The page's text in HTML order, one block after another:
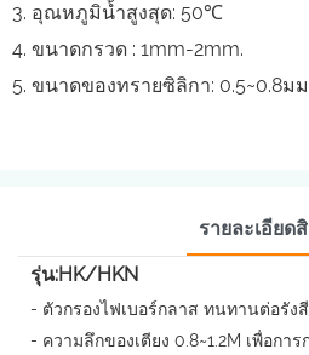
3. อุณหภูมิน้ำสูงสุด: 50℃
4. ขนาดกรวด : 1mm-2mm.
5. ขนาดของทรายซิลิกา: 0.5~0.8ม
รายละเอียด
รุ่น:HK/HKN
- ตัวกรองไฟเบอร์กลาส ทนทานต่อรัง
- ความลึกของเตียง 0.8~1.2M เพื่อกา